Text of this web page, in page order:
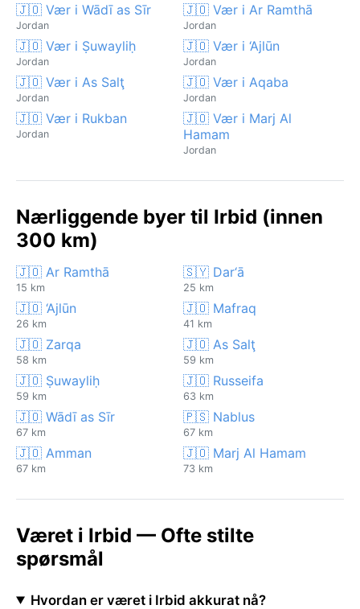
🇯🇴 Vær i Wādī as Sīr
Jordan
🇯🇴 Vær i Ar Ramthā
Jordan
🇯🇴 Vær i Ṣuwayliḥ
Jordan
🇯🇴 Vær i ‘Ajlūn
Jordan
🇯🇴 Vær i As Salţ
Jordan
🇯🇴 Vær i Aqaba
Jordan
🇯🇴 Vær i Rukban
Jordan
🇯🇴 Vær i Marj Al
Hamam
Jordan
Nærliggende byer til Irbid (innen
300 km)
🇯🇴 Ar Ramthā
15 km
🇸🇾 Dar‘ā
25 km
🇯🇴 ‘Ajlūn
26 km
🇯🇴 Mafraq
41 km
🇯🇴 Zarqa
58 km
🇯🇴 As Salţ
59 km
🇯🇴 Ṣuwayliḥ
59 km
🇯🇴 Russeifa
63 km
🇯🇴 Wādī as Sīr
67 km
🇵🇸 Nablus
67 km
🇯🇴 Amman
67 km
🇯🇴 Marj Al Hamam
73 km
Været i Irbid — Ofte stilte
spørsmål
Hvordan er været i Irbid akkurat nå?